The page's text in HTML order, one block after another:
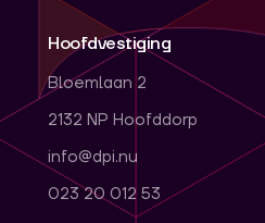
Hoofdvestiging
Bloemlaan 2
2132 NP Hoofddorp
info@dpi.nu
023 20 012 53